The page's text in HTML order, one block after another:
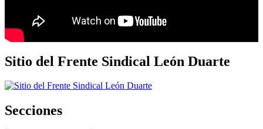
Sitio del Frente Sindical León Duarte
Secciones